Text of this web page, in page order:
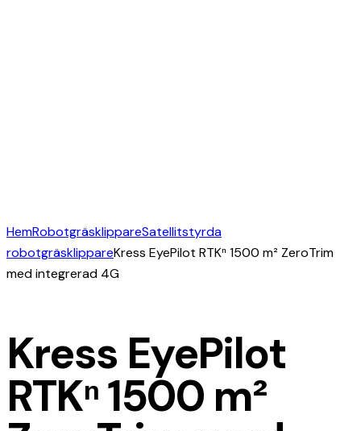
HemRobotgräsklippareSatellitstyrda
robotgräsklippareKress EyePilot RTKⁿ 1500 m² ZeroTrim
med integrerad 4G
Kress EyePilot
RTKⁿ 1500 m²